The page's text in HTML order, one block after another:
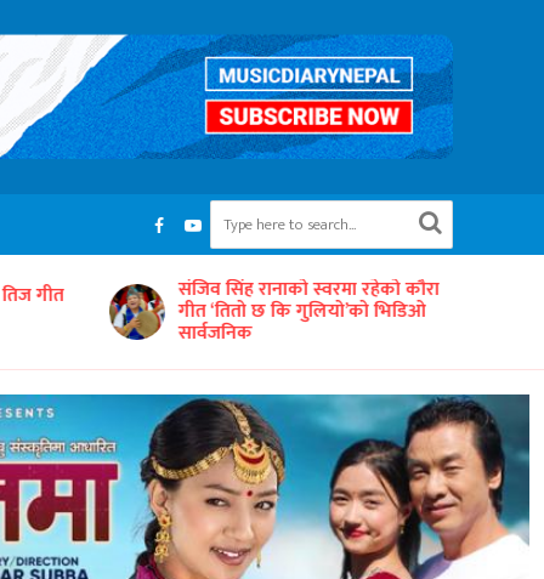
कौरा
भिडिओ ‘समयको धुनः अधुरो सारङ्गी’ छायाङ्कनको
तयारीमा